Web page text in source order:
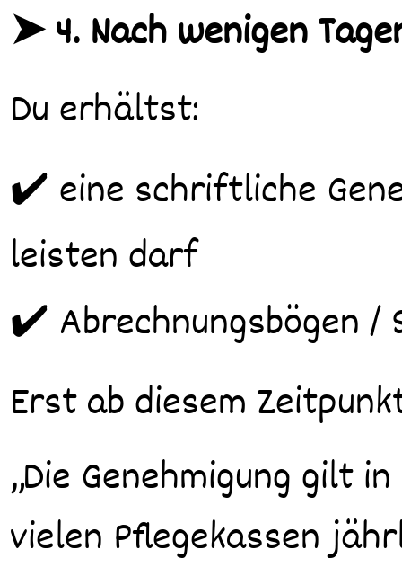
➤ 4. Nach wenigen
Du erhältst:
✔️ eine schriftliche
leisten darf
✔️ Abrechnungsbögen /
Erst ab diesem
„Die Genehmigung gilt
vielen Pflegekassen